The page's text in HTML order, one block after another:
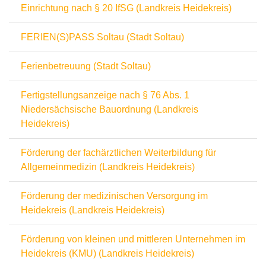
Einrichtung nach § 20 IfSG (Landkreis Heidekreis)
FERIEN(S)PASS Soltau (Stadt Soltau)
Ferienbetreuung (Stadt Soltau)
Fertigstellungsanzeige nach § 76 Abs. 1
Niedersächsische Bauordnung (Landkreis
Heidekreis)
Förderung der fachärztlichen Weiterbildung für
Allgemeinmedizin (Landkreis Heidekreis)
Förderung der medizinischen Versorgung im
Heidekreis (Landkreis Heidekreis)
Förderung von kleinen und mittleren Unternehmen im
Heidekreis (KMU) (Landkreis Heidekreis)